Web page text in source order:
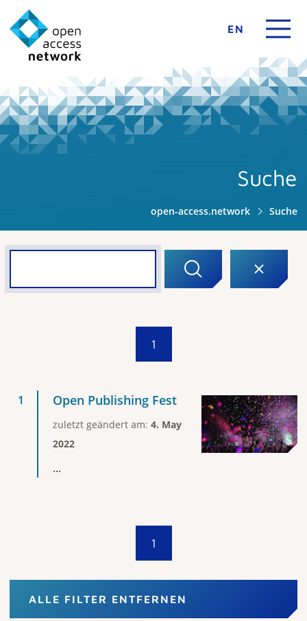
EN
Suche
open-access.network Suche
1
Open Publishing Fest
zuletzt geändert am: 4. May
2022
...
1
ALLE FILTER ENTFERNEN